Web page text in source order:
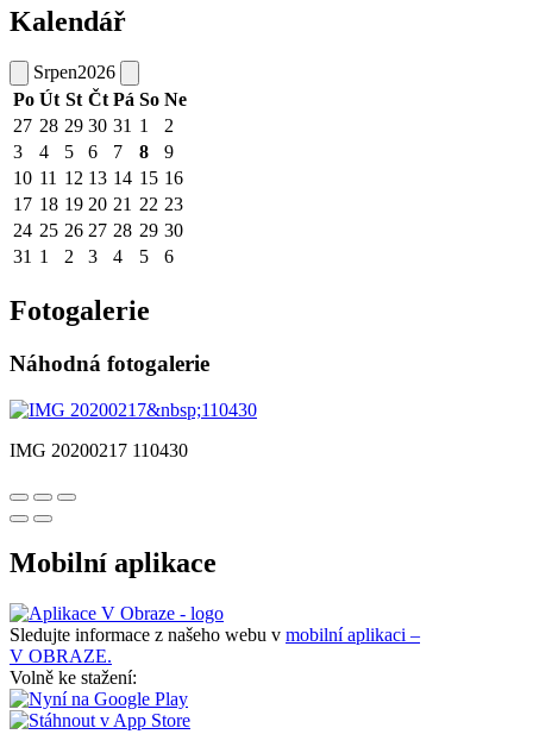
Kalendář
Srpen2026
Po Út St Čt Pá So Ne
27 28 29 30 31 1
2
3
4 5 6 7 8
9
10 11 12 13 14 15 16
17 18 19 20 21 22 23
24 25 26 27 28 29 30
31 1 2 3 4 5 6
Fotogalerie
Náhodná fotogalerie
IMG 20200217 110430
Mobilní aplikace
Sledujte informace z našeho webu v mobilní aplikaci –
V OBRAZE.
Volně ke stažení: